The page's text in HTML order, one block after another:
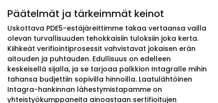
Päätelmät ja tärkeimmät keinot
Uskottava PDE5-estäjäreittimme takaa vertaansa vailla
olevan turvallisuuden tehokkaisiin tuloksiin joka kerta.
Kiihkeät verifiointiprosessit vahvistavat jokaisen erän
aitouden ja puhtauden. Edullisuus on edelleen
keskeisellä sijalla, ja se tarjoaa palkkion Intagralle mihin
tahansa budjettiin sopivilla hinnoilla. Laatulähtöinen
Intagra-hankinnan lähestymistapamme on
yhteistyökumppaneita ainoastaan sertifioitujen